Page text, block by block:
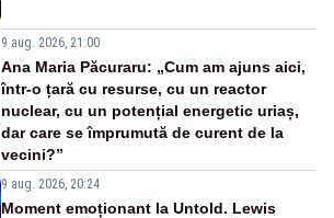
9 aug. 2026, 21:00
Ana Maria Păcuraru: „Cum am ajuns aici,
într-o țară cu resurse, cu un reactor
nuclear, cu un potențial energetic uriaș,
dar care se împrumută de curent de la
vecini?”
9 aug. 2026, 20:24
Moment emoționant la Untold. Lewis